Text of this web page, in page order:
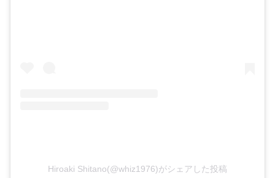
Hiroaki Shitano(@whiz1976)がシェアした投稿